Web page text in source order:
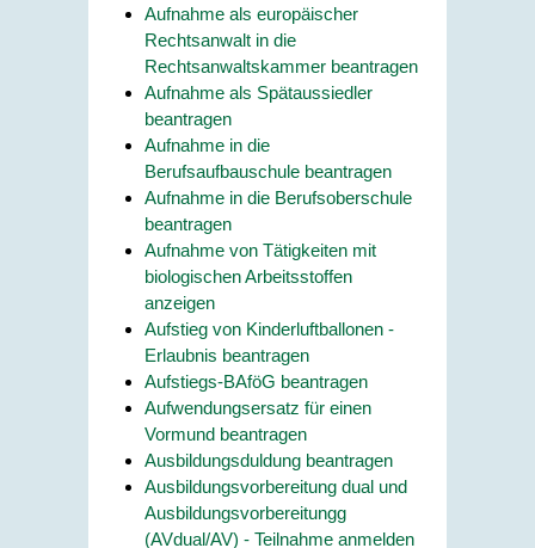
Aufnahme als europäischer
Rechtsanwalt in die
Rechtsanwaltskammer beantragen
Aufnahme als Spätaussiedler
beantragen
Aufnahme in die
Berufsaufbauschule beantragen
Aufnahme in die Berufsoberschule
beantragen
Aufnahme von Tätigkeiten mit
biologischen Arbeitsstoffen
anzeigen
Aufstieg von Kinderluftballonen -
Erlaubnis beantragen
Aufstiegs-BAföG beantragen
Aufwendungsersatz für einen
Vormund beantragen
Ausbildungsduldung beantragen
Ausbildungsvorbereitung dual und
Ausbildungsvorbereitungg
(AVdual/AV) - Teilnahme anmelden